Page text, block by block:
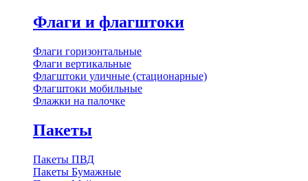
Флаги и флагштоки
Флаги горизонтальные
Флаги вертикальные
Флагштоки уличные (стационарные)
Флагштоки мобильные
Флажки на палочке
Пакеты
Пакеты ПВД
Пакеты Бумажные